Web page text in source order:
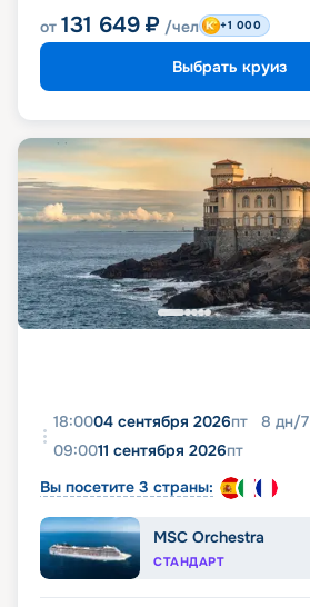
от 131 649 ₽ /чел +1 000
Выбрать круиз
18:0004 сентября 2026пт 8 дн/7
09:0011 сентября 2026пт
Вы посетите 3 страны:
MSC Orchestra
СТАНДАРТ